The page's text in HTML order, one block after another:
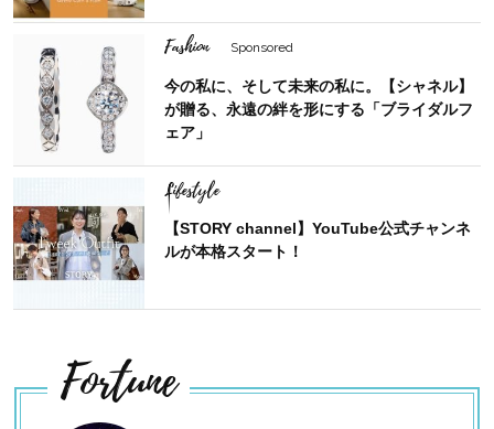
Fashion Sponsored
今の私に、そして未来の私に。【シャネル】
が贈る、永遠の絆を形にする「ブライダルフ
ェア」
Lifestyle
【STORY channel】YouTube公式チャンネ
ルが本格スタート！
Fortune